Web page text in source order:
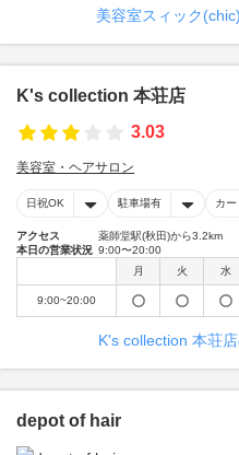
美容室スィック
K's collection 本荘店
3.03
美容室・ヘアサロン
日祝OK 駐車場有 カ
アクセス
薬師堂駅(秋田)から3.2km
本日の営業状況 9:00〜20:00
月
火 水
9:00~20:00
K's collection 本荘
depot of hair